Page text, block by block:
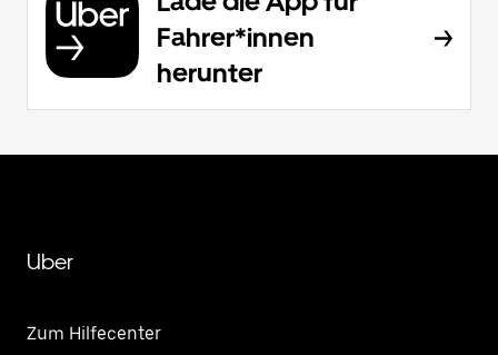
Fahrer*innen
herunter
Uber
Zum Hilfecenter